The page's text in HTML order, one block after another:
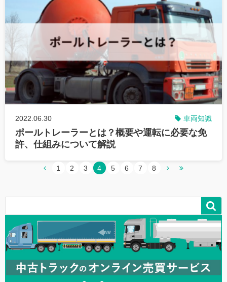
2022.06.30 車両知識
ポールトレーラーとは？概要や運転に必要な免
許、仕組みについて解説
1 2 3 4 5 6 7 8
